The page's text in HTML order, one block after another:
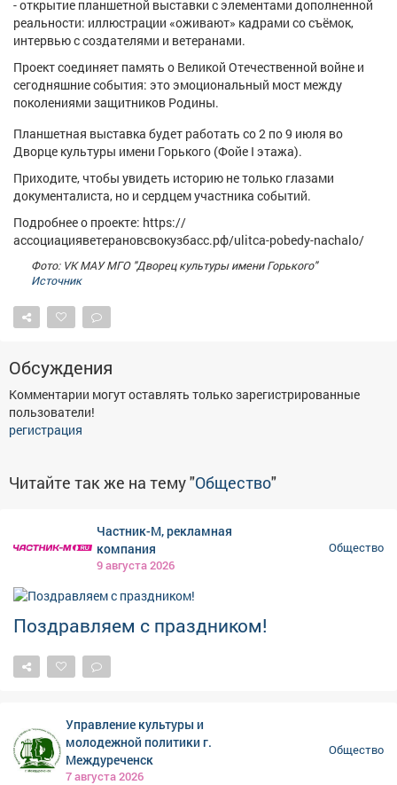
Товары Поздравления Погода
ТВ программа Я - пенсионер
- открытие планшетной выставки с элементами дополненной
реальности: иллюстрации «оживают» кадрами со съёмок,
интервью с создателями и ветеранами.
Проект соединяет память о Великой Отечественной войне и
сегодняшние события: это эмоциональный мост между
поколениями защитников Родины.
Планшетная выставка будет работать со 2 по 9 июля во
Дворце культуры имени Горького (Фойе I этажа).
Приходите, чтобы увидеть историю не только глазами
документалиста, но и сердцем участника событий.
Подробнее о проекте: https://
ассоциацияветерановсвокузбасс.рф/ulitca-pobedy-nachalo/
Фото: VK МАУ МГО "Дворец культуры имени Горького"
Источник
Обсуждения
Комментарии могут оставлять только зарегистрированные
пользователи!
регистрация
Читайте так же на тему "Общество"
Частник-М, рекламная
компания
9 августа 2026
Общество
Поздравляем с праздником!
Управление культуры и
молодежной политики г.
Междуреченск
7 августа 2026
Общество